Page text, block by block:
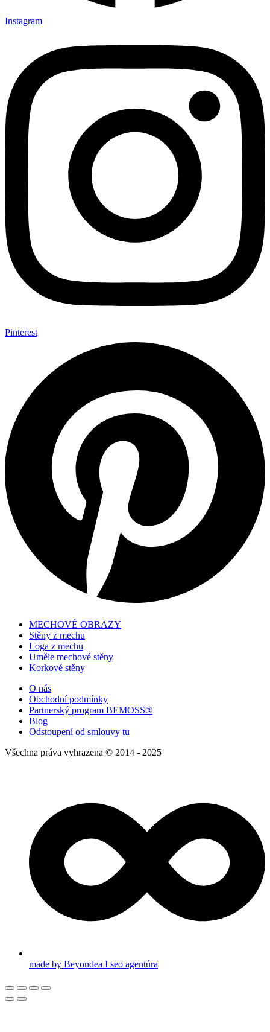
Instagram
Pinterest
MECHOVÉ OBRAZY
Stěny z mechu
Loga z mechu
Uměle mechové stěny
Korkové stěny
O nás
Obchodní podmínky
Partnerský program BEMOSS®
Blog
Odstoupení od smlouvy tu
Všechna práva vyhrazena © 2014 - 2025
made by Beyondea I seo agentúra